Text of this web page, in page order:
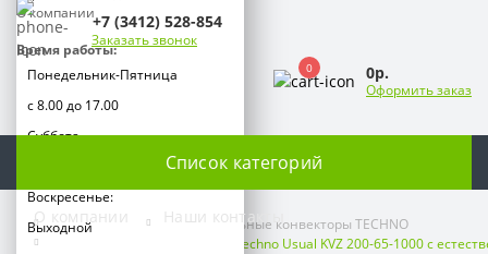
О компании
Время работы:
Понедельник-Пятница
с 8.00 до 17.00
Суббота
Воскресенье:
Выходной
+7 (3412) 528-854
Заказать звонок
0 0р.
Оформить заказ
Список категорий
О компании Наши контакты
Отопление
Внутрипольные конвекторы TECHNO
Внутрипольный конвектор Techno Usual KVZ 200-65-1000 с